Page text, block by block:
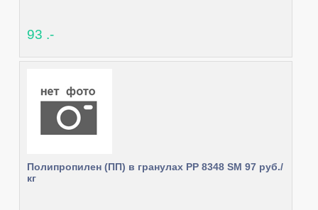
93 .-
Полипропилен (ПП) в гранулах РР 8348 SM 97 руб./
кг